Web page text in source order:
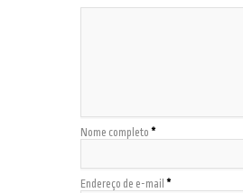
Nome completo *
Endereço de e-mail *